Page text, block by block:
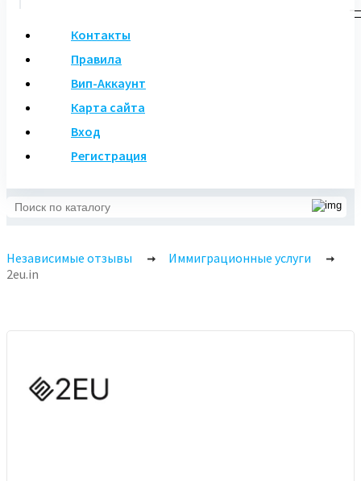
Контакты
Правила
Вип-Аккаунт
Карта сайта
Вход
Регистрация
Независимые отзывы
Иммиграционные услуги
2eu.in